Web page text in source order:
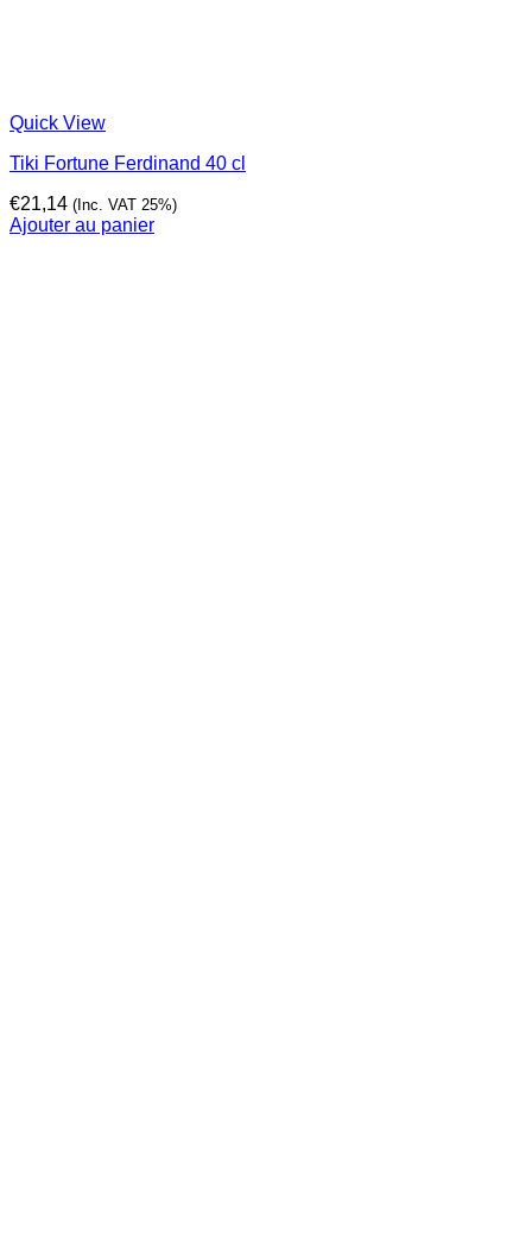
Quick View
Tiki Fortune Ferdinand 40 cl
€21,14 (Inc. VAT 25%)
Ajouter au panier